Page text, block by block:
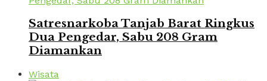
Satresnarkoba Tanjab Barat Ringkus
Dua Pengedar, Sabu 208 Gram
Diamankan
Wisata